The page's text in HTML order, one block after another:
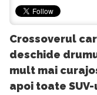
Crossoverul
deschide
mult mai
apoi toate